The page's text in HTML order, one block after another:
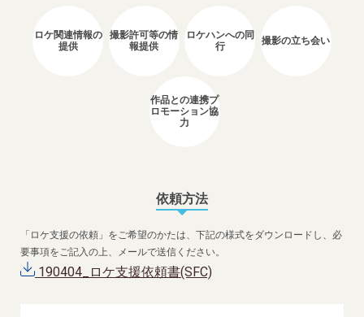
ロケ関連情報の
提供
撮影許可等の情
報提供
ロケハンへの同
行
撮影の立ち会い
作品との連携プ
ロモーション協
力
依頼方法
「ロケ支援の依頼」をご希望のかたは、下記の様式をダウンロードし、必
要事項をご記入の上、メールで送信ください。
190404_ロケ支援依頼書(SFC)